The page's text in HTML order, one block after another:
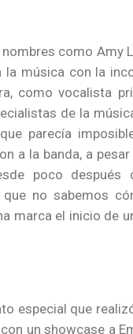
como Amy
la música con la
como vocalista
de la
parecía
a la banda, a
poco después
no sabemos
marca el inicio de
especial que
un showcase a